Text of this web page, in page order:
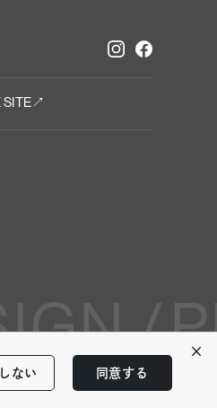
×
ない 同意する
SITE↗︎
/
（BACK TO TOP↑）